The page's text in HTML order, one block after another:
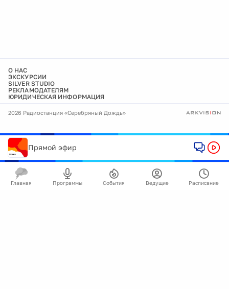
О НАС
ЭКСКУРСИИ
SILVER STUDIO
РЕКЛАМОДАТЕЛЯМ
ЮРИДИЧЕСКАЯ ИНФОРМАЦИЯ
2026 Радиостанция «Серебряный Дождь»
Прямой эфир
Главная Программы События Ведущие Расписание